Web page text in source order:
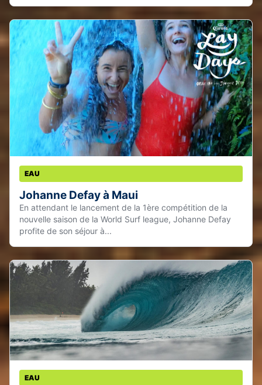
EAU
Johanne Defay à Maui
En attendant le lancement de la 1ère compétition de la
nouvelle saison de la World Surf league, Johanne Defay
profite de son séjour à...
EAU